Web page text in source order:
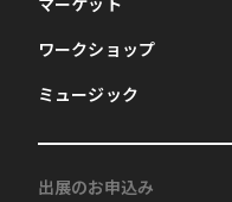
ワークショップ
ミュージック
出展のお申込み